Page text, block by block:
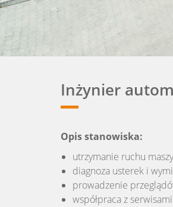
Inżynier
Opis stanowiska:
utrzymanie ruchu
diagnoza usterek i
prowadzenie
współpraca z